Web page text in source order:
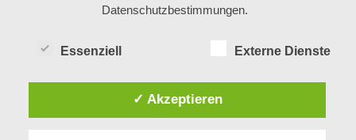
Datenschutzbestimmungen.
Essenziell Externe Dienste
✓ Akzeptieren